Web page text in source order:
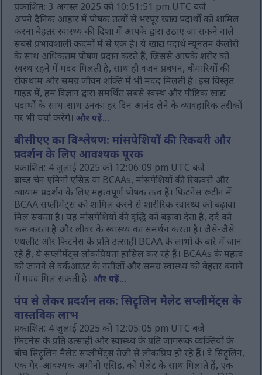
प्रकाशित: 3 अगस्त 2025 को 10:51:51 pm UTC बजे
अपने दैनिक आहार में पोषक तत्वों से भरपूर खाद्य पदार्थों को शामिल
करना बेहतर स्वास्थ्य की दिशा में आपके द्वारा उठाए जा सकने वाले
सबसे प्रभावशाली कदमों में से एक है। ये खाद्य पदार्थ न्यूनतम कैलोरी
के साथ अधिकतम पोषण प्रदान करते हैं, जिससे आपके शरीर को
स्वस्थ रहने में मदद मिलती है, साथ ही वज़न प्रबंधन, बीमारियों की
रोकथाम और समग्र जीवन शक्ति में भी मदद मिलती है। इस विस्तृत
गाइड में, हम विज्ञान द्वारा समर्थित सबसे स्वस्थ और पौष्टिक खाद्य
पदार्थों के साथ-साथ उनका हर दिन आनंद लेने के व्यावहारिक तरीकों
पर भी चर्चा करेंगे।और पढ़ें...
बीसीएए का विश्लेषण: मांसपेशियों की रिकवरी और
प्रदर्शन के लिए आवश्यक पूरक
प्रकाशित: 4 जुलाई 2025 को 12:06:09 pm UTC बजे
ब्रांच्ड चेन एमिनो एसिड या BCAAs, मांसपेशियों की रिकवरी और
व्यायाम प्रदर्शन के लिए महत्वपूर्ण पोषक तत्व हैं। फिटनेस रूटीन में
BCAA सप्लीमेंट्स को शामिल करने से शारीरिक स्वास्थ्य को बढ़ावा
मिल सकता है। यह मांसपेशियों की वृद्धि को बढ़ावा देता है, दर्द को
कम करता है और लीवर के स्वास्थ्य का समर्थन करता है। जैसे-जैसे
एथलीट और फिटनेस के प्रति उत्साही BCAA के लाभों के बारे में जान
रहे हैं, ये सप्लीमेंट्स लोकप्रियता हासिल कर रहे हैं। BCAAs के महत्व
को जानने से वर्कआउट के नतीजों और समग्र स्वास्थ्य को बेहतर बनाने
में मदद मिल सकती है।और पढ़ें...
पंप से लेकर प्रदर्शन तक: सिट्रूलिन मैलेट सप्लीमेंट्स के
वास्तविक लाभ
प्रकाशित: 4 जुलाई 2025 को 12:05:05 pm UTC बजे
फिटनेस के प्रति उत्साही और स्वास्थ्य के प्रति जागरूक व्यक्तियों के
बीच सिट्रूलिन मैलेट सप्लीमेंट्स तेजी से लोकप्रिय हो रहे हैं। वे सिट्रूलिन,
एक गैर-आवश्यक अमीनो एसिड, को मैलेट के साथ मिलाते हैं, एक